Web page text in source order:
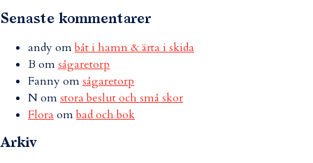
Senaste kommentarer
andyombåt i hamn & ärta i skida
B omsågaretorp
Fannyomsågaretorp
Nomstora beslut och små skor
Flora ombad och bok
Arkiv